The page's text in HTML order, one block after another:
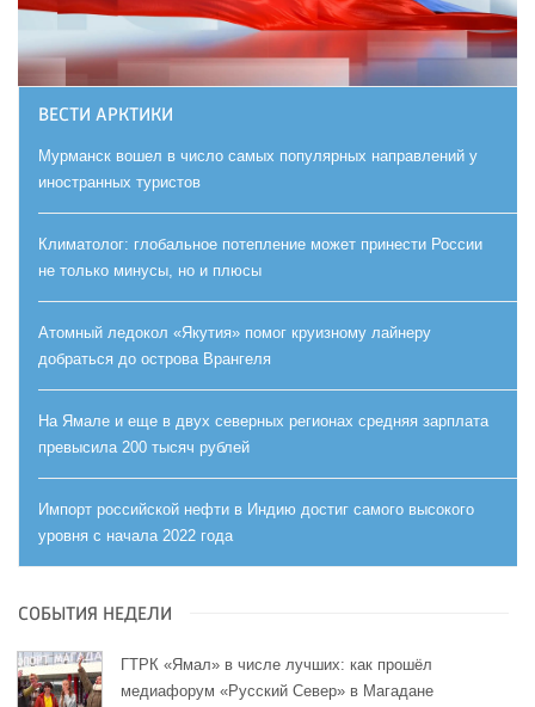
ВЕСТИ АРКТИКИ
Мурманск вошел в число самых популярных направлений у
иностранных туристов
Климатолог: глобальное потепление может принести России
не только минусы, но и плюсы
Атомный ледокол «Якутия» помог круизному лайнеру
добраться до острова Врангеля
На Ямале и еще в двух северных регионах средняя зарплата
превысила 200 тысяч рублей
Импорт российской нефти в Индию достиг самого высокого
уровня с начала 2022 года
СОБЫТИЯ НЕДЕЛИ
ГТРК «Ямал» в числе лучших: как прошёл
медиафорум «Русский Север» в Магадане